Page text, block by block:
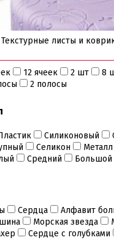
Инструменты для
Плунжеры вырубки
Силиконовые
Скалки
Коврики
Кондитерские
Кондитерские
Кондитерский
Все для работы
Миски и
Текстурные листы и
12 ячеек 2 шт 8
2 полосы
Силиконовый
Селикон Металл
Средний Большой
Сердца Алфавит
Морская звезда
Сердце с голубками